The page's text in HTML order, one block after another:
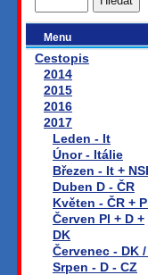
Menu
Cestopis
2014
2015
2016
2017
Leden - It
Únor - Itálie
Březen - It +
Duben D - ČR
Květen - ČR +
Červen Pl + D +
DK
Červenec - DK /
Srpen - D - CZ